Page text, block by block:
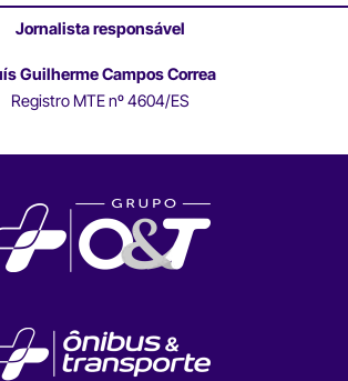
Jornalista responsável
Guilherme Campos Correa
Registro MTE nº 4604/ES